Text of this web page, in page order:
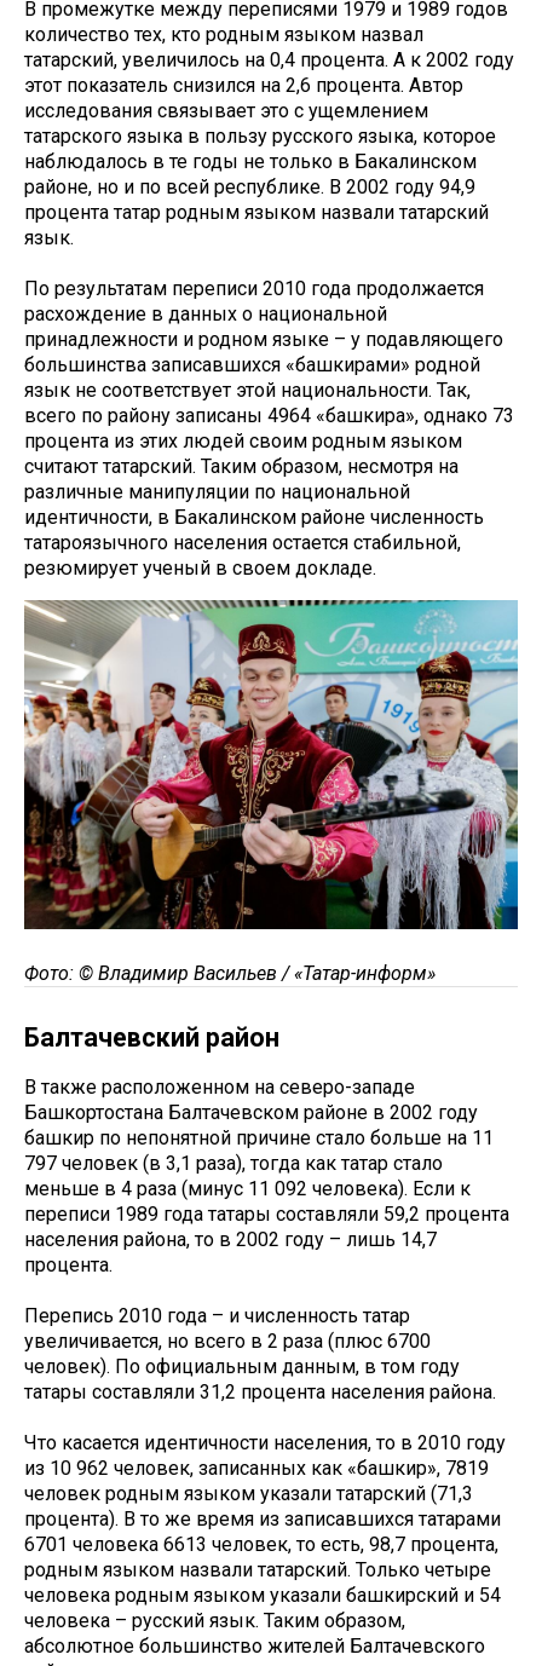
В промежутке между переписями 1979 и 1989 годов
количество тех, кто родным языком назвал
татарский, увеличилось на 0,4 процента. А к 2002 году
этот показатель снизился на 2,6 процента. Автор
исследования связывает это с ущемлением
татарского языка в пользу русского языка, которое
наблюдалось в те годы не только в Бакалинском
районе, но и по всей республике. В 2002 году 94,9
процента татар родным языком назвали татарский
язык.
По результатам переписи 2010 года продолжается
расхождение в данных о национальной
принадлежности и родном языке – у подавляющего
большинства записавшихся «башкирами» родной
язык не соответствует этой национальности. Так,
всего по району записаны 4964 «башкира», однако 73
процента из этих людей своим родным языком
считают татарский. Таким образом, несмотря на
различные манипуляции по национальной
идентичности, в Бакалинском районе численность
татароязычного населения остается стабильной,
резюмирует ученый в своем докладе.
Фото: © Владимир Васильев / «Татар-информ»
Балтачевский район
В также расположенном на северо-западе
Башкортостана Балтачевском районе в 2002 году
башкир по непонятной причине стало больше на 11
797 человек (в 3,1 раза), тогда как татар стало
меньше в 4 раза (минус 11 092 человека). Если к
переписи 1989 года татары составляли 59,2 процента
населения района, то в 2002 году – лишь 14,7
процента.
Перепись 2010 года – и численность татар
увеличивается, но всего в 2 раза (плюс 6700
человек). По официальным данным, в том году
татары составляли 31,2 процента населения района.
Что касается идентичности населения, то в 2010 году
из 10 962 человек, записанных как «башкир», 7819
человек родным языком указали татарский (71,3
процента). В то же время из записавшихся татарами
6701 человека 6613 человек, то есть, 98,7 процента,
родным языком назвали татарский. Только четыре
человека родным языком указали башкирский и 54
человека – русский язык. Таким образом,
абсолютное большинство жителей Балтачевского